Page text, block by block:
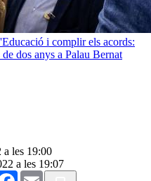
i complir els acords:
dos anys a Palau Bernat
a les 19:00
a les 19:07
Facebook
Email